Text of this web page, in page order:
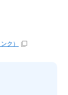
ク）